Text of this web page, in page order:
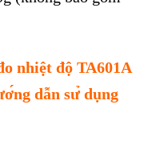
nhiệt độ TA601A
́ng dẫn sử dụng